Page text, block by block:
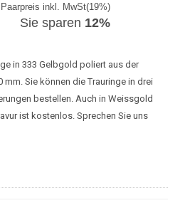
Paarpreis inkl. MwSt(19%)
Sie sparen 12%
in 333 Gelbgold poliert aus der
mm. Sie können die Trauringe in drei
bestellen. Auch in Weissgold
ist kostenlos. Sprechen Sie uns